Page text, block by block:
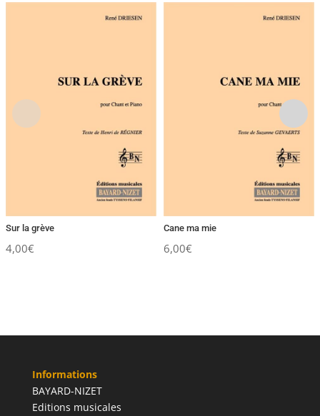
Sur la grève
4,00€
Cane ma mie
6,00€
Informations
BAYARD-NIZET
Editions musicales